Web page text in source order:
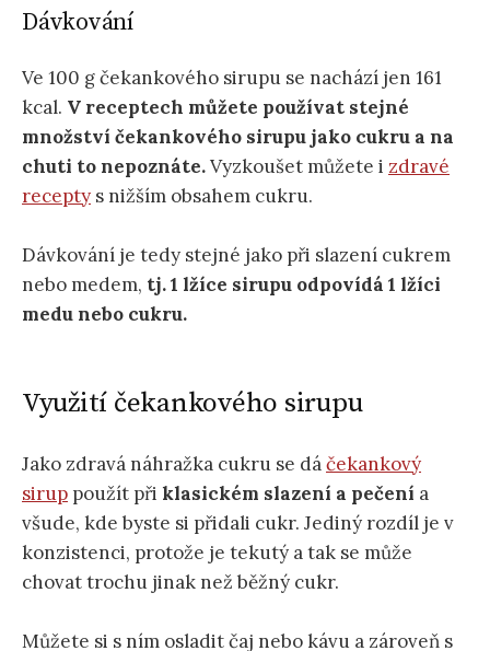
Dávkování
Ve 100 g čekankového sirupu se nachází jen 161
kcal. V receptech můžete používat stejné
množství čekankového sirupu jako cukru a na
chuti to nepoznáte.Vyzkoušet můžete i zdravé
recepty s nižším obsahem cukru.
Dávkování je tedy stejné jako při slazení cukrem
nebo medem, tj. 1 lžíce sirupu odpovídá 1 lžíci
medu nebo cukru.
Využití čekankového sirupu
Jako zdravá náhražka cukru se dáčekankový
sirup použít při klasickém slazení a pečení a
všude, kde byste si přidali cukr. Jediný rozdíl je v
konzistenci, protože je tekutý a tak se může
chovat trochu jinak než běžný cukr.
Můžete si s ním osladit čaj nebo kávu a zároveň s